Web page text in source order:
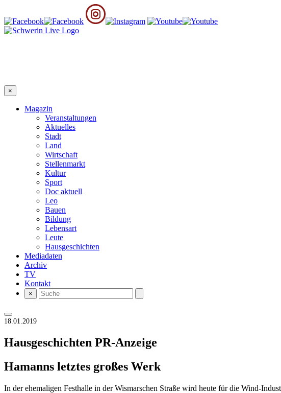
×
Magazin
Veranstaltungen
Aktuelles
Stadt
Land
Wirtschaft
Stellenmarkt
Kultur
Sport
Doc aktuell
Leo
Bauen
Bildung
Lebensart
Leute
Hausgeschichten
Mediadaten
Archiv
TV
Kontakt
×
18.01.2019
Hausgeschichten PR-Anzeige
Hamanns letztes großes Werk
In der ehemaligen Festhalle in der Wismarschen Straße wird heute für die Wind-